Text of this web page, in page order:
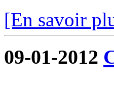
[En savoir
09-01-2012